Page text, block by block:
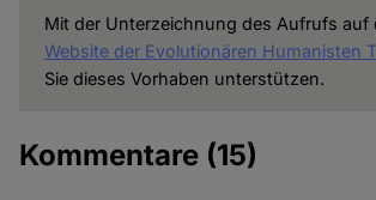
Mit der Unterzeichnung des Aufrufs auf
Website der Evolutionären Humanisten
Sie dieses Vorhaben unterstützen.
Kommentare (15)